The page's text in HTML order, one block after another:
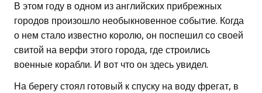
В этом году в одном из английских прибрежных
городов произошло необыкновенное событие. Когда
о нем стало известно королю, он поспешил со своей
свитой на верфи этого города, где строились
военные корабли. И вот что он здесь увидел.
На берегу стоял готовый к спуску на воду фрегат, в